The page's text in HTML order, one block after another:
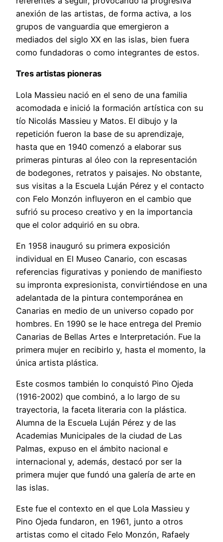
anexión de las artistas, de forma activa, a los
grupos de vanguardia que emergieron a
mediados del siglo XX en las islas, bien fuera
como fundadoras o como integrantes de estos.
Tres artistas pioneras
Lola Massieu nació en el seno de una familia
acomodada e inició la formación artística con su
tío Nicolás Massieu y Matos. El dibujo y la
repetición fueron la base de su aprendizaje,
hasta que en 1940 comenzó a elaborar sus
primeras pinturas al óleo con la representación
de bodegones, retratos y paisajes. No obstante,
sus visitas a la Escuela Luján Pérez y el contacto
con Felo Monzón influyeron en el cambio que
sufrió su proceso creativo y en la importancia
que el color adquirió en su obra.
En 1958 inauguró su primera exposición
individual en El Museo Canario, con escasas
referencias figurativas y poniendo de manifiesto
su impronta expresionista, convirtiéndose en una
adelantada de la pintura contemporánea en
Canarias en medio de un universo copado por
hombres. En 1990 se le hace entrega del Premio
Canarias de Bellas Artes e Interpretación. Fue la
primera mujer en recibirlo y, hasta el momento, la
única artista plástica.
Este cosmos también lo conquistó Pino Ojeda
(1916-2002) que combinó, a lo largo de su
trayectoria, la faceta literaria con la plástica.
Alumna de la Escuela Luján Pérez y de las
Academias Municipales de la ciudad de Las
Palmas, expuso en el ámbito nacional e
internacional y, además, destacó por ser la
primera mujer que fundó una galería de arte en
las islas.
Este fue el contexto en el que Lola Massieu y
Pino Ojeda fundaron, en 1961, junto a otros
artistas como el citado Felo Monzón, Rafaely